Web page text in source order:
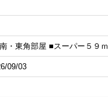
・東角部屋 ■スーパー５９ｍ
09/03